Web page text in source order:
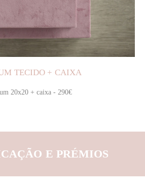
TECIDO + CAIXA
20x20 + caixa - 290€
E PRÉMIOS